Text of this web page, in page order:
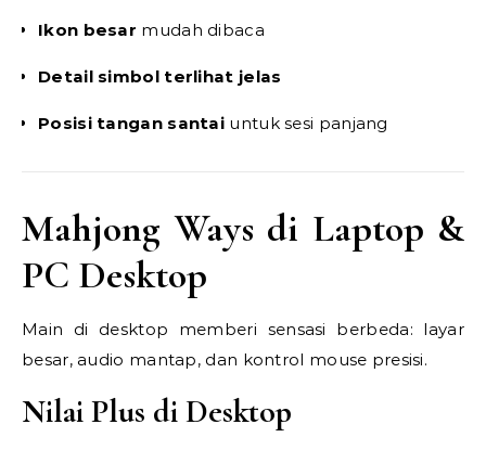
Ikon besar mudah dibaca
Detail simbol terlihat jelas
Posisi tangan santai untuk sesi panjang
Mahjong Ways di Laptop &
PC Desktop
Main di desktop memberi sensasi berbeda: layar
besar, audio mantap, dan kontrol mouse presisi.
Nilai Plus di Desktop